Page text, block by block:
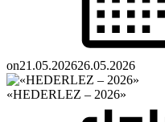
on21.05.202626.05.2026
«HEDERLEZ – 2026»